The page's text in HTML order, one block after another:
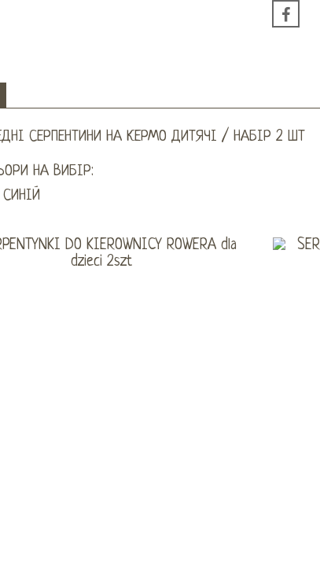
СЕРПЕНТИНИ НА КЕРМО ДИТЯЧІ / НАБІР 2 ШТ
НА ВИБІР: